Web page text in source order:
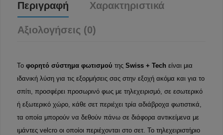
Περιγραφή Χαρακτηριστικά
Αξιολογήσεις (0)
Το φορητό σύστημα φωτισμού της Swiss + Tech είναι μια
ιδανική λύση για τις εξορμήσεις σας στην εξοχή ακόμα και για το
σπίτι, προσφέρει προσωρινό φως με τηλεχειρισμό, σε εσωτερικό
ή εξωτερικό χώρο, κάθε σετ περιέχει τρία αδιάβροχα φωτιστικά,
τα οποία μπορούν να δεθούν πάνω σε διάφορα αντικείμενα με
ιμάντες velcro οι οποίοι περιέχονται στο σετ. Το τηλεχειριστήριο